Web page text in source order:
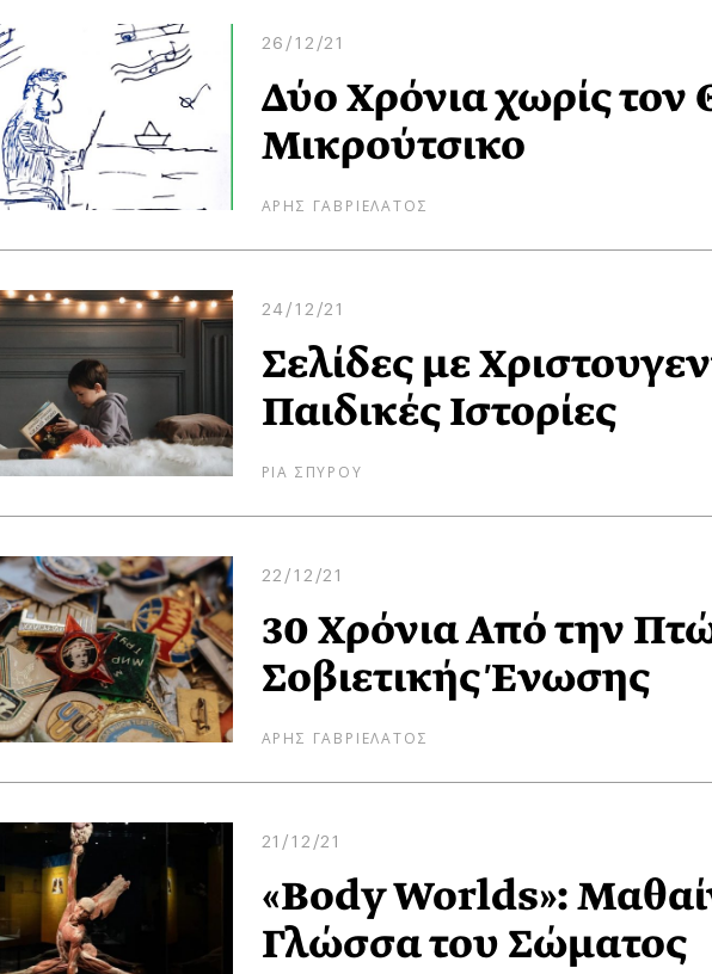
26/12/21
Δύο Χρόνια χωρίς τον
Μικρούτσικο
ΑΡΗΣ ΓΑΒΡΙΕΛΑΤΟΣ
24/12/21
Σελίδες με
Παιδικές Ιστορίες
ΡΙΑ ΣΠΥΡΟΥ
22/12/21
30 Χρόνια Από την
Σοβιετικής Ένωσης
ΑΡΗΣ ΓΑΒΡΙΕΛΑΤΟΣ
21/12/21
«Body Worlds»:
Γλώσσα του Σώματος